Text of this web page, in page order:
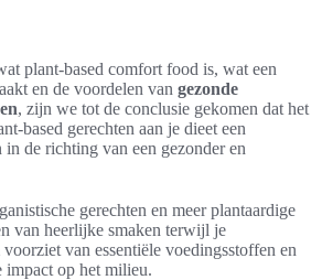
plant-based comfort food is, wat een
en de voordelen van gezonde
, zijn we tot de conclusie gekomen dat het
based gerechten aan je dieet een
de richting van een gezonder en
gerechten en meer plantaardige
van heerlijke smaken terwijl je
van essentiële voedingsstoffen en
impact op het milieu.